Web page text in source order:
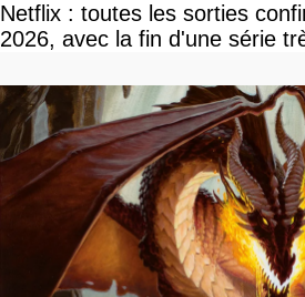
Netflix : toutes les sorties
2026, avec la fin d'une série